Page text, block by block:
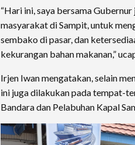
“Hari ini, saya bersama
masyarakat di Sampit, untuk
sembako di pasar, dan
kekurangan bahan makanan,”
Irjen Iwan mengatakan, selain
ini juga dilakukan pada tempat-
Bandara dan Pelabuhan Kapal